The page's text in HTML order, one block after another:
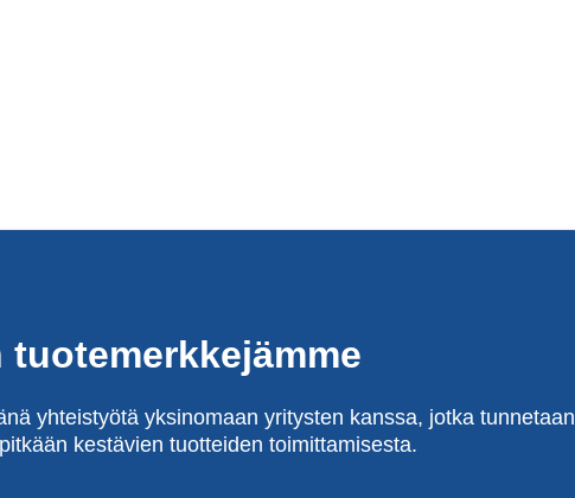
tuotemerkkejämme
yhteistyötä yksinomaan yritysten kanssa, jotka tunnetaan
kestävien tuotteiden toimittamisesta.